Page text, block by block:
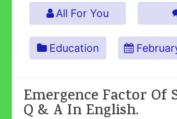
All For You
Education
Emergence Factor Of
Q & A In English.